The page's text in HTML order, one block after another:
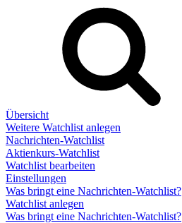
Übersicht
Weitere Watchlist anlegen
Nachrichten-Watchlist
Aktienkurs-Watchlist
Watchlist bearbeiten
Einstellungen
Was bringt eine Nachrichten-Watchlist?
Watchlist anlegen
Was bringt eine Nachrichten-Watchlist?